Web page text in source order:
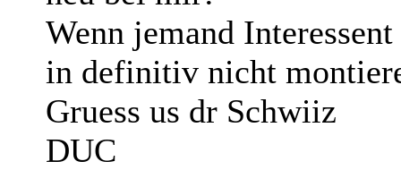
Wenn jemand
in definitiv nicht
Gruess us dr Schwiiz
DUC